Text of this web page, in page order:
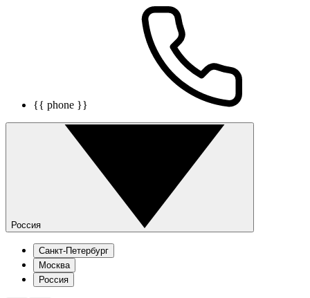
{{ phone }}
Россия
Санкт-Петербург
Москва
Россия